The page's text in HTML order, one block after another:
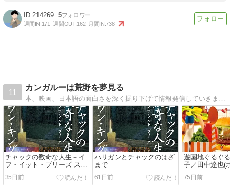
214269 5
週間IN:171 週間OUT:162 月間IN:738
11
カンガルーは荒野を夢見る
本、映画、日本語の面白さを深く掘り下げて情報発信していきます。
チャックの数奇な人生－イ
フ・イット・ブリーズ ステ
ィーブン・キング(文藝春
秋)
35日前
ハリガンとチャックのはざ
まで
61日前
遊園地ぐるぐ
子／田中達也(
75日前